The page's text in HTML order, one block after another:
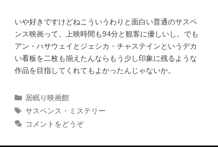
いや好きですけどねこういうわりと面白い普通のサスペ
ンス映画って。上映時間も94分と観客に優しいし。でも
アン・ハサウェイとジェシカ・チャステインというデカ
い看板を二枚も揃えたんならもう少し印象に残るような
作品を目指してくれてもよかったんじゃないか。
カ
テ
リ
居眠り映画館
タ
グ
サスペンス・ミステリー
コメントをどうぞ